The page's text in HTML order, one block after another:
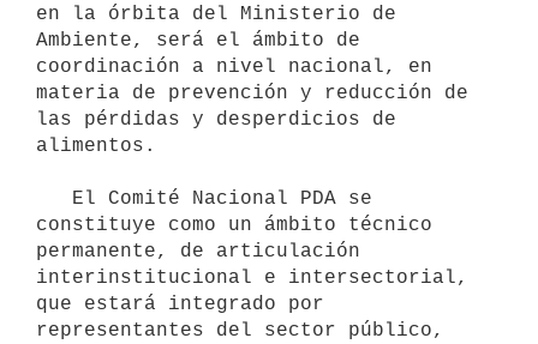
en la órbita del Ministerio de
Ambiente, será el ámbito de
coordinación a nivel nacional, en
materia de prevención y reducción de
las pérdidas y desperdicios de
alimentos.
constituye como un ámbito técnico
permanente, de articulación
interinstitucional e intersectorial,
que estará integrado por
representantes del sector público,